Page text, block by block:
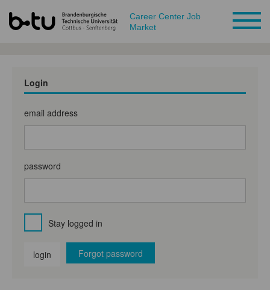
Career Center Job
Market
Login
email address
password
Stay logged in
login Forgot password